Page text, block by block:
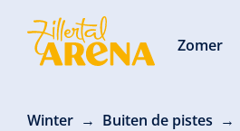
Winter Buiten de pistes
Zomer